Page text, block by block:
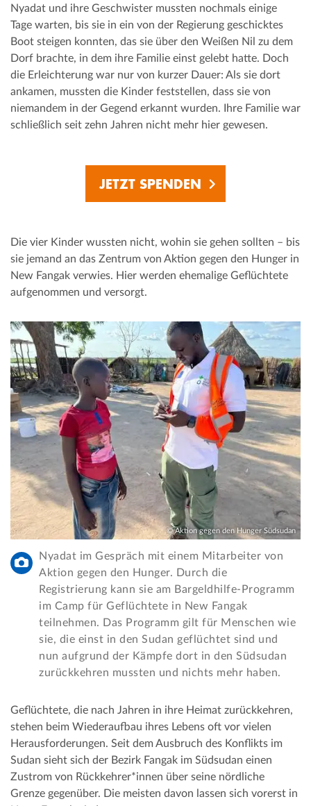
Nyadat und ihre Geschwister mussten nochmals einige
Tage warten, bis sie in ein von der Regierung geschicktes
Boot steigen konnten, das sie über den Weißen Nil zu dem
Dorf brachte, in dem ihre Familie einst gelebt hatte. Doch
die Erleichterung war nur von kurzer Dauer: Als sie dort
ankamen, mussten die Kinder feststellen, dass sie von
niemandem in der Gegend erkannt wurden. Ihre Familie war
schließlich seit zehn Jahren nicht mehr hier gewesen.
JETZT SPENDEN
Die vier Kinder wussten nicht, wohin sie gehen sollten – bis
sie jemand an das Zentrum von Aktion gegen den Hunger in
New Fangak verwies. Hier werden ehemalige Geflüchtete
aufgenommen und versorgt.
© Aktion gegen den Hunger Südsudan
Nyadat im Gespräch mit einem Mitarbeiter von
Aktion gegen den Hunger. Durch die
Registrierung kann sie am Bargeldhilfe-Programm
im Camp für Geflüchtete in New Fangak
teilnehmen. Das Programm gilt für Menschen wie
sie, die einst in den Sudan geflüchtet sind und
nun aufgrund der Kämpfe dort in den Südsudan
zurückkehren mussten und nichts mehr haben.
Geflüchtete, die nach Jahren in ihre Heimat zurückkehren,
stehen beim Wiederaufbau ihres Lebens oft vor vielen
Herausforderungen. Seit dem Ausbruch des Konflikts im
Sudan sieht sich der Bezirk Fangak im Südsudan einen
Zustrom von Rückkehrer*innen über seine nördliche
Grenze gegenüber. Die meisten davon lassen sich vorerst in